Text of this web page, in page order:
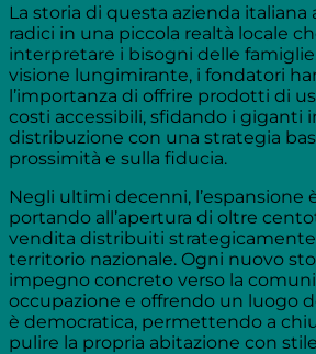
La storia di questa azienda italiana
radici in una piccola realtà locale
interpretare i bisogni delle
visione lungimirante, i fondatori
l’importanza di offrire prodotti di
costi accessibili, sfidando i giganti
distribuzione con una strategia
prossimità e sulla fiducia.
Negli ultimi decenni, l’espansione
portando all’apertura di oltre
vendita distribuiti
territorio nazionale. Ogni nuovo
impegno concreto verso la
occupazione e offrendo un luogo
è democratica, permettendo a
pulire la propria abitazione con